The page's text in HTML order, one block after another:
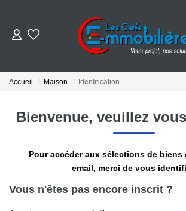
VENDRE
EMPLOI
Accueil Maison Identification
Bienvenue, veuillez
Pour accéder aux sélections de biens
email, merci de vous
Vous n'êtes pas encore inscrit ?